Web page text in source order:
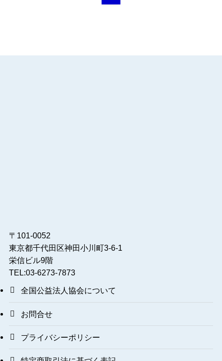
〒101-0052
東京都千代田区神田小川町3-6-1
栄信ビル9階
TEL:03-6273-7873
全国公益法人協会について
お問合せ
プライバシーポリシー